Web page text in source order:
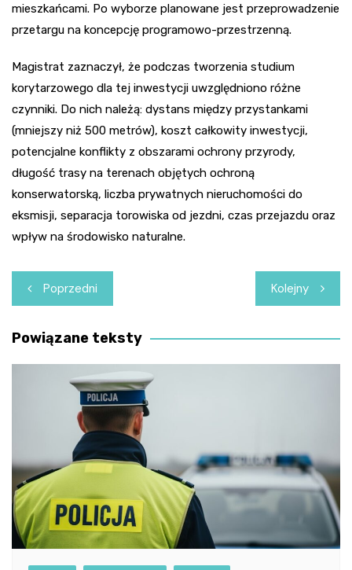
mieszkańcami. Po wyborze planowane jest przeprowadzenie
przetargu na koncepcję programowo-przestrzenną.
Magistrat zaznaczył, że podczas tworzenia studium
korytarzowego dla tej inwestycji uwzględniono różne
czynniki. Do nich należą: dystans między przystankami
(mniejszy niż 500 metrów), koszt całkowity inwestycji,
potencjalne konflikty z obszarami ochrony przyrody,
długość trasy na terenach objętych ochroną
konserwatorską, liczba prywatnych nieruchomości do
eksmisji, separacja torowiska od jezdni, czas przejazdu oraz
wpływ na środowisko naturalne.
Nawigacja
wpisu
Poprzedni Kolejny
Powiązane teksty